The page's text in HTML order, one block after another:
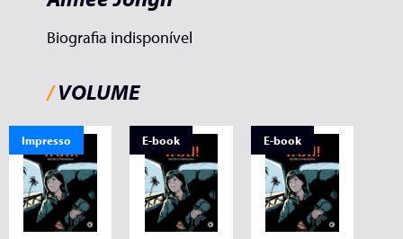
Biografia indisponível
/VOLUME
Impresso E-book E-book